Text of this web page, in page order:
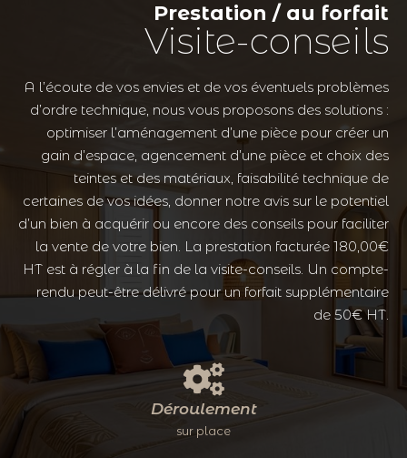
Prestation / au forfait
Visite-conseils
A l’écoute de vos envies et de vos éventuels problèmes
d’ordre technique, nous vous proposons des solutions :
optimiser l’aménagement d’une pièce pour créer un
gain d’espace, agencement d’une pièce et choix des
teintes et des matériaux, faisabilité technique de
certaines de vos idées, donner notre avis sur le potentiel
d’un bien à acquérir ou encore des conseils pour faciliter
la vente de votre bien. La prestation facturée 180,00€
HT est à régler à la fin de la visite-conseils. Un compte-
rendu peut-être délivré pour un forfait supplémentaire
de 50€ HT.
Déroulement
sur place